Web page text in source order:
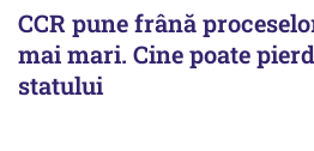
CCR pune frână
mai mari. Cine poate
statului